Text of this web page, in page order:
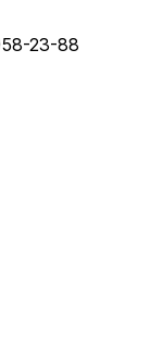
23-88